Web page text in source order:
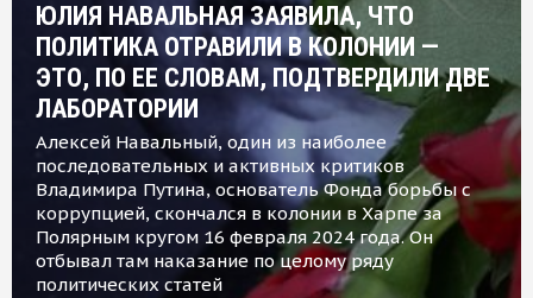
ЮЛИЯ НАВАЛЬНАЯ ЗАЯВИЛА, ЧТО
ПОЛИТИКА ОТРАВИЛИ В КОЛОНИИ —
ЭТО, ПО ЕЕ СЛОВАМ, ПОДТВЕРДИЛИ ДВЕ
ЛАБОРАТОРИИ
Алексей Навальный, один из наиболее
последовательных и активных критиков
Владимира Путина, основатель Фонда борьбы с
коррупцией, скончался в колонии в Харпе за
Полярным кругом 16 февраля 2024 года. Он
отбывал там наказание по целому ряду
политических статей